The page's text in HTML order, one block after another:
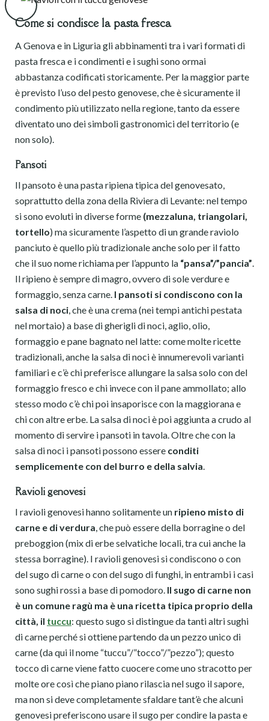
Come si condisce la pasta fresca
A Genova e in Liguria gli abbinamenti tra i vari formati di
pasta fresca e i condimenti e i sughi sono ormai
abbastanza codificati storicamente. Per la maggior parte
è previsto l’uso del pesto genovese, che è sicuramente il
condimento più utilizzato nella regione, tanto da essere
diventato uno dei simboli gastronomici del territorio (e
non solo).
Pansoti
Il pansoto è una pasta ripiena tipica del genovesato,
soprattutto della zona della Riviera di Levante: nel tempo
si sono evoluti in diverse forme (mezzaluna, triangolari,
tortello) ma sicuramente l’aspetto di un grande raviolo
panciuto è quello più tradizionale anche solo per il fatto
che il suo nome richiama per l’appunto la “pansa”/”pancia”
Il ripieno è sempre di magro, ovvero di sole verdure e
formaggio, senza carne. I pansoti si condiscono con la
salsa di noci , che è una crema (nei tempi antichi pestata
nel mortaio) a base di gherigli di noci, aglio, olio,
formaggio e pane bagnato nel latte: come molte ricette
tradizionali, anche la salsa di noci è innumerevoli varianti
familiari e c’è chi preferisce allungare la salsa solo con del
formaggio fresco e chi invece con il pane ammollato; allo
stesso modo c’è chi poi insaporisce con la maggiorana e
chi con altre erbe. La salsa di noci è poi aggiunta a crudo al
momento di servire i pansoti in tavola. Oltre che con la
salsa di noci i pansoti possono essere conditi
semplicemente con del burro e della salvia
Ravioli genovesi
I ravioli genovesi hanno solitamente un ripieno misto di
carne e di verdura , che può essere della borragine o del
preboggion (mix di erbe selvatiche locali, tra cui anche la
stessa borragine). I ravioli genovesi si condiscono o con
del sugo di carne o con del sugo di funghi, in entrambi i casi
sono sughi rossi a base di pomodoro. Il sugo di carne non
è un comune ragù ma è una ricetta tipica proprio della
città, il tuccu: questo sugo si distingue da tanti altri sughi
di carne perché si ottiene partendo da un pezzo unico di
carne (da qui il nome “tuccu”/”tocco”/”pezzo”); questo
tocco di carne viene fatto cuocere come uno stracotto per
molte ore così che piano piano rilascia nel sugo il sapore,
ma non si deve completamente sfaldare tant’è che alcuni
genovesi preferiscono usare il sugo per condire la pasta e